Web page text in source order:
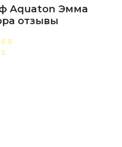
Aquaton Эмма
отзывы